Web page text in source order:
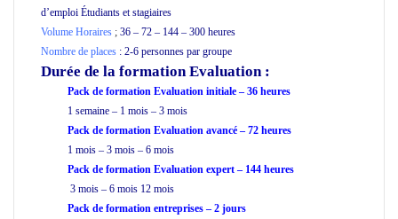
d’emploi Étudiants et stagiaires
Volume Horaires ; 36 – 72 – 144 – 300 heures
Nombre de places : 2-6 personnes par groupe
Durée de la formationEvaluation :
Pack de formation Evaluation initiale – 36 heures
1 semaine – 1 mois – 3 mois
Pack de formation Evaluation avancé – 72 heures
1 mois – 3 mois – 6 mois
Pack de formation Evaluation expert – 144 heures
3 mois – 6 mois 12 mois
Pack de formation entreprises – 2 jours